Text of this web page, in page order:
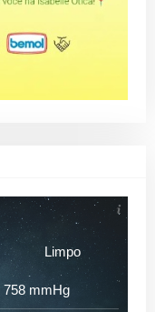
Limpo
758 mmHg